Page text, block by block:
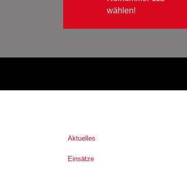
wählen!
Aktuelles
Einsätze